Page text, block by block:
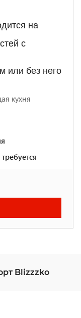
на
с
или без него
кухня
Blizzzko